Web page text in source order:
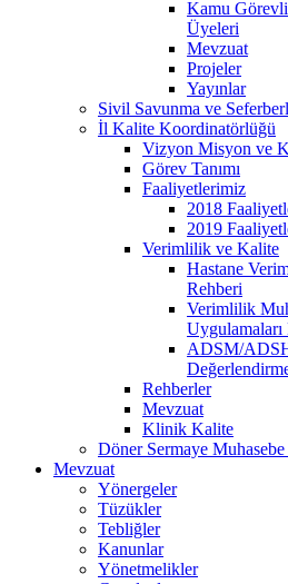
Kamu
Üyeleri
Mevzuat
Projeler
Yayınlar
Sivil Savunma ve
İl Kalite Koordinatörlüğü
Vizyon Misyon ve
Görev Tanımı
Faaliyetlerimiz
2018
2019
Verimlilik ve Kalite
Hastane
Rehberi
Verimlilik
ADSM/
Rehberler
Mevzuat
Klinik Kalite
Döner Sermaye
Mevzuat
Yönergeler
Tüzükler
Tebliğler
Kanunlar
Yönetmelikler